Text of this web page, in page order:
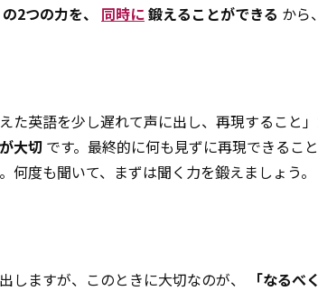
2つの力を、 同時に鍛えることができる から
た英語を少し遅れて声に出し、再現すること」
大切 です。最終的に何も見ずに再現できるこ
何度も聞いて、まずは聞く力を鍛えましょう。
しますが、このときに大切なのが、 「なるべ